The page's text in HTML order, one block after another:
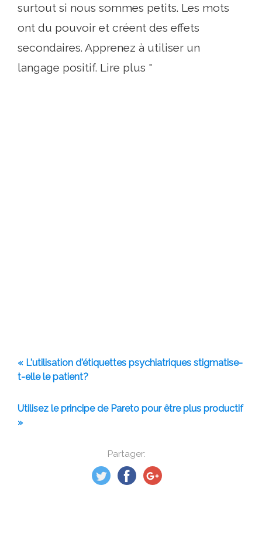
Partager:
surtout si nous sommes petits. Les mots
ont du pouvoir et créent des effets
secondaires. Apprenez à utiliser un
langage positif. Lire plus "
« L'utilisation d'étiquettes psychiatriques stigmatise-
t-elle le patient?
Utilisez le principe de Pareto pour être plus productif
»